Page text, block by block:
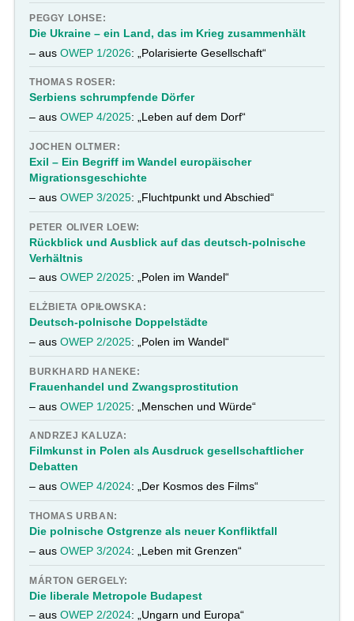
PEGGY LOHSE:
Die Ukraine – ein Land, das im Krieg zusammenhält
– ausOWEP 1/2026: „Polarisierte Gesellschaft“
THOMAS ROSER:
Serbiens schrumpfende Dörfer
– ausOWEP 4/2025: „Leben auf dem Dorf“
JOCHEN OLTMER:
Exil – Ein Begriff im Wandel europäischer
Migrationsgeschichte
– ausOWEP 3/2025: „Fluchtpunkt und Abschied“
PETER OLIVER LOEW:
Rückblick und Ausblick auf das deutsch-polnische
Verhältnis
– ausOWEP 2/2025: „Polen im Wandel“
ELŻBIETA OPIŁOWSKA:
Deutsch-polnische Doppelstädte
– ausOWEP 2/2025: „Polen im Wandel“
BURKHARD HANEKE:
Frauenhandel und Zwangsprostitution
– ausOWEP 1/2025: „Menschen und Würde“
ANDRZEJ KALUZA:
Filmkunst in Polen als Ausdruck gesellschaftlicher
Debatten
– ausOWEP 4/2024: „Der Kosmos des Films“
THOMAS URBAN:
Die polnische Ostgrenze als neuer Konfliktfall
– ausOWEP 3/2024: „Leben mit Grenzen“
MÁRTON GERGELY:
Die liberale Metropole Budapest
– ausOWEP 2/2024: „Ungarn und Europa“